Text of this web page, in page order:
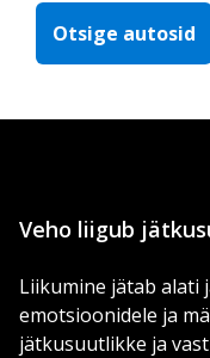
Otsige autosid
Veho liigub
Liikumine jätab alati
emotsioonidele ja
jätkusuutlikke ja